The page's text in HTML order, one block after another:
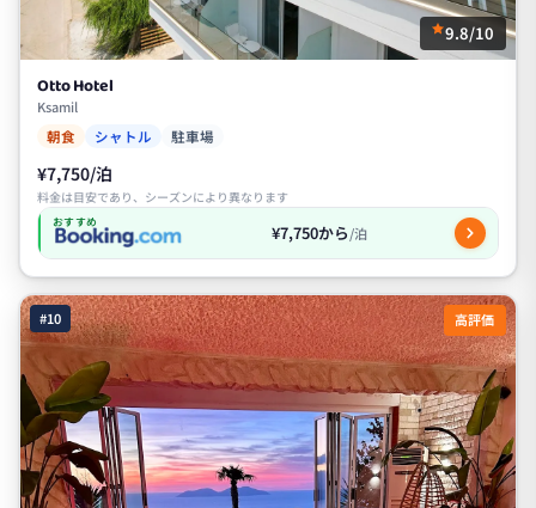
9.8/10
Otto Hotel
Ksamil
朝食
シャトル 駐車場
¥7,750/泊
料金は目安であり、シーズンにより異なります
おすすめ ¥7,750から/泊
#10 高評価